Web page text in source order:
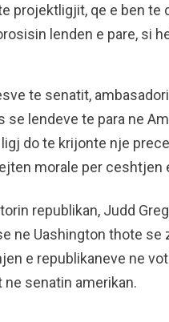
projektligjit, qe e ben te
lenden e pare, si
te senatit,
lendeve te para ne
do te krijonte nje
morale per ceshtjen
republikan, Judd
ne Uashington thote se
e republikaneve ne
senatin amerikan.